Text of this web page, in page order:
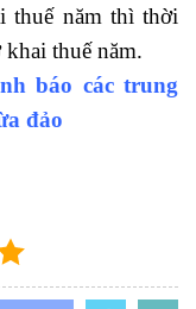
thuế năm thì thời
thuế năm.
báo các trung
đảo